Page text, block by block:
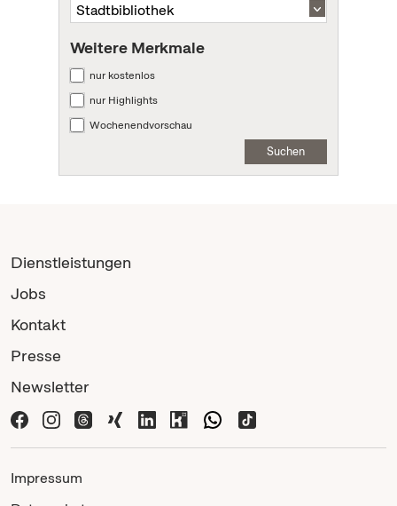
Weitere Merkmale
nur kostenlos
nur Highlights
Wochenendvorschau
Suchen
Dienstleistungen
Jobs
Kontakt
Presse
Newsletter
Impressum